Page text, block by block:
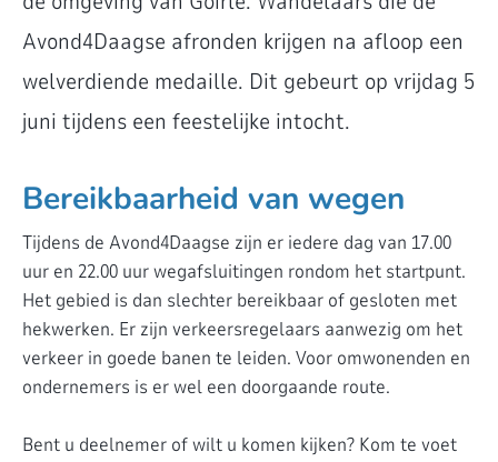
Avond4Daagse afronden krijgen na afloop een
welverdiende medaille. Dit gebeurt op vrijdag 5
juni tijdens een feestelijke intocht.
Bereikbaarheid van wegen
Tijdens de Avond4Daagse zijn er iedere dag van 17.00
uur en 22.00 uur wegafsluitingen rondom het startpunt.
Het gebied is dan slechter bereikbaar of gesloten met
hekwerken. Er zijn verkeersregelaars aanwezig om het
verkeer in goede banen te leiden. Voor omwonenden en
ondernemers is er wel een doorgaande route.
Bent u deelnemer of wilt u komen kijken? Kom te voet